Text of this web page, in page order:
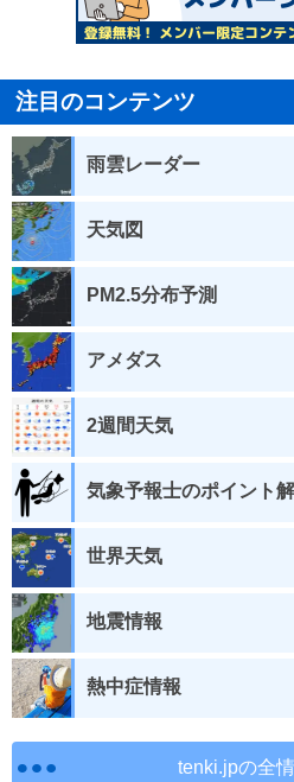
注目のコンテンツ
雨雲レーダー
天気図
PM2.5分布予測
アメダス
2週間天気
気象予報士のポイント
世界天気
地震情報
熱中症情報
tenki.jpの全